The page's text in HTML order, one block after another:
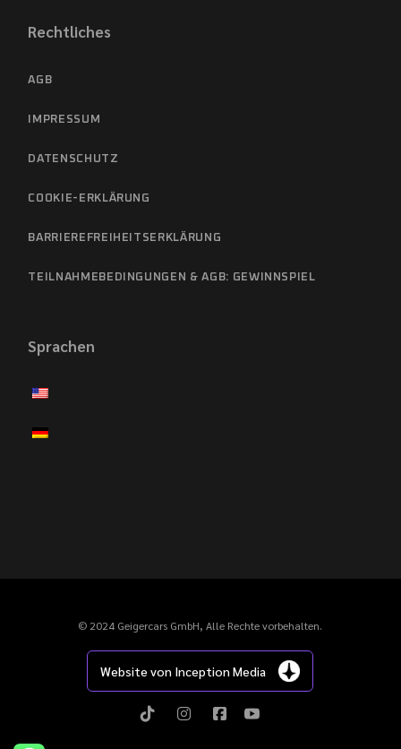
Rechtliches
AGB
IMPRESSUM
DATENSCHUTZ
COOKIE-ERKLÄRUNG
BARRIEREFREIHEITSERKLÄRUNG
TEILNAHMEBEDINGUNGEN & AGB: GEWINNSPIEL
Sprachen
© 2024 Geigercars GmbH, Alle Rechte vorbehalten.
Website von Inception Media